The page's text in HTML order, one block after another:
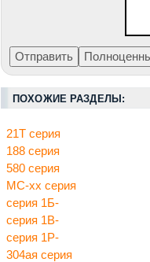
ПОХОЖИЕ РАЗДЕЛЫ:
21Т серия
188 серия
580 серия
МС-хх серия
серия 1Б-
серия 1В-
серия 1Р-
304ая серия